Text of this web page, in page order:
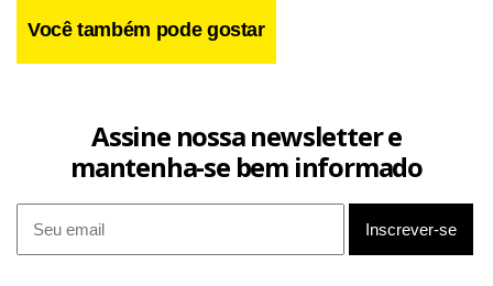
Ele argumentou que está seguindo o "processo direitinho
Você também pode gostar
Assine nossa newsletter e
mantenha-se bem informado